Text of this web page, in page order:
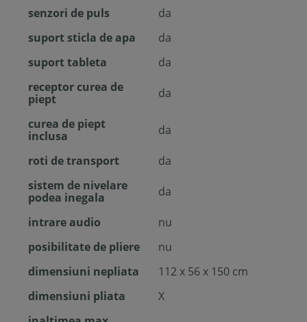
senzori de puls
da
suport sticla de apa
da
suport tableta
da
receptor curea de
piept
da
curea de piept
inclusa
da
roti de transport
da
sistem de nivelare
podea inegala
da
intrare audio
nu
posibilitate de pliere
nu
dimensiuni nepliata
112 x 56 x 150 cm
dimensiuni pliata
X